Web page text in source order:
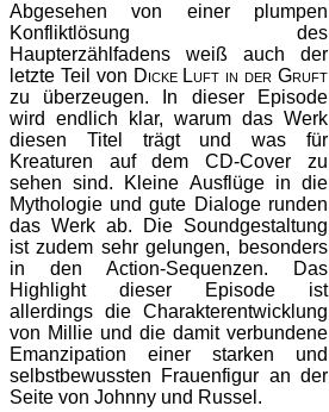
Abgesehen von einer plumpen
Konfliktlösung des
Haupterzählfadens weiß auch der
letzte Teil von Dicke Luft in der Gruft
zu überzeugen. In dieser Episode
wird endlich klar, warum das Werk
diesen Titel trägt und was für
Kreaturen auf dem CD-Cover zu
sehen sind. Kleine Ausflüge in die
Mythologie und gute Dialoge runden
das Werk ab. Die Soundgestaltung
ist zudem sehr gelungen, besonders
in den Action-Sequenzen. Das
Highlight dieser Episode ist
allerdings die Charakterentwicklung
von Millie und die damit verbundene
Emanzipation einer starken und
selbstbewussten Frauenfigur an der
Seite von Johnny und Russel.